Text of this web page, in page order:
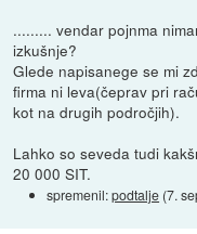
......... vendar pojnma
izkušnje?
Glede napisanege se mi
firma ni leva(čeprav pri
kot na drugih področjih).
Lahko so seveda tudi
20 000 SIT.
spremenil:podtalje (7.